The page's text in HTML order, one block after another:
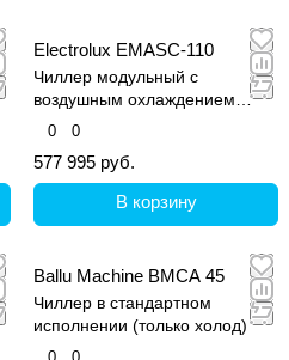
Electrolux EMASC-110
Чиллер модульный с
воздушным охлаждением
конденсатора
0 0
577 995 руб.
В корзину
Ballu Machine BMCA 45
Чиллер в стандартном
исполнении (только холод)